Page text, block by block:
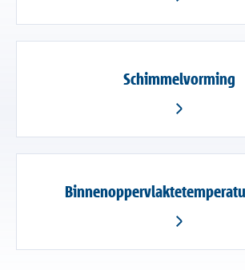
Schimmelvorming